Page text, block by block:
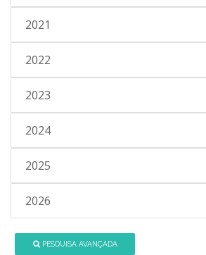
2021
2022
2023
2024
2025
2026
PESQUISA AVANÇADA